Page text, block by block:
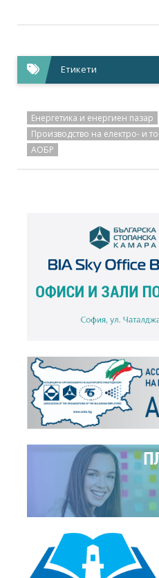
Етикети
Енергетика и енергиен пазар
Производство на електро- и
АОБР